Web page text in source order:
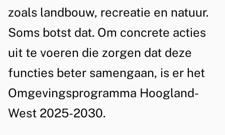
m
m
m
zoals landbouw, recreatie en natuur.
Soms botst dat. Om concrete acties
uit te voeren die zorgen dat deze
functies beter samengaan, is er het
Omgevingsprogramma Hoogland-
West 2025-2030.